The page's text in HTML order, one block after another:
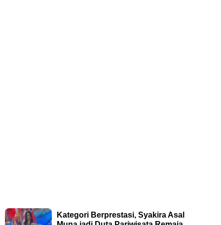
Kategori Berprestasi, Syakira Asal